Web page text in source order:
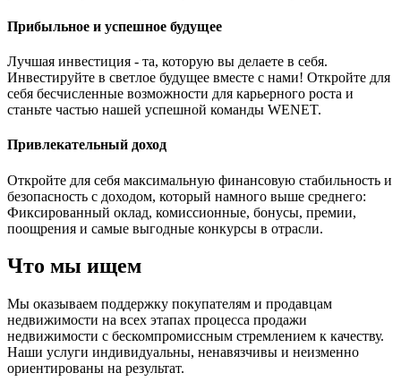
Прибыльное и успешное будущее
Лучшая инвестиция - та, которую вы делаете в себя.
Инвестируйте в светлое будущее вместе с нами! Откройте для
себя бесчисленные возможности для карьерного роста и
станьте частью нашей успешной команды WENET.
Привлекательный доход
Откройте для себя максимальную финансовую стабильность и
безопасность с доходом, который намного выше среднего:
Фиксированный оклад, комиссионные, бонусы, премии,
поощрения и самые выгодные конкурсы в отрасли.
Что мы ищем
Мы оказываем поддержку покупателям и продавцам
недвижимости на всех этапах процесса продажи
недвижимости с бескомпромиссным стремлением к качеству.
Наши услуги индивидуальны, ненавязчивы и неизменно
ориентированы на результат.